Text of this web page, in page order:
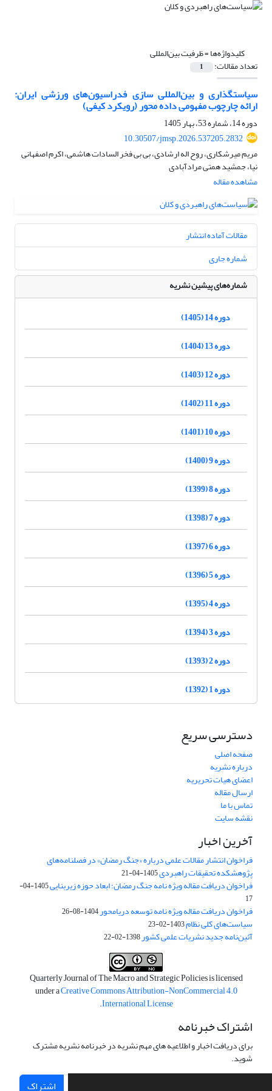
کلیدواژه‌ها =ظرفیت بین‌المللی
تعداد مقالات: 1
سیاستگذاری و بین‌المللی سازی فدراسیون‌های ورزشی ایران:
ارائه چارچوب مفهومی داده محور (رویکرد کیفی)
دوره 14، شماره 53، بهار 1405
10.30507/jmsp.2026.537205.2832
مریم میرشکاری، روح اله ارشادی، بی بی فخر السادات هاشمی، اکرم اصفهانی
نیا، جمشید همتی مرادآبادی
مشاهده مقاله
مقالات آماده انتشار
شماره جاری
شماره‌های پیشین نشریه
دوره 14 (1405)
دوره 13 (1404)
دوره 12 (1403)
دوره 11 (1402)
دوره 10 (1401)
دوره 9 (1400)
دوره 8 (1399)
دوره 7 (1398)
دوره 6 (1397)
دوره 5 (1396)
دوره 4 (1395)
دوره 3 (1394)
دوره 2 (1393)
دوره 1 (1392)
دسترسی سریع
صفحه اصلی
درباره نشریه
اعضای هیات تحریریه
ارسال مقاله
تماس با ما
نقشه سایت
آخرین اخبار
فراخوان انتشار مقالات علمی درباره «جنگ رمضان» در فصلنامه‌های
پژوهشکده تحقیقات راهبردی1405-04-21
فراخوان دریافت مقاله ویژه نامه جنگ رمضان؛ ابعاد حوزه زیربنایی
1405-04-
17
فراخوان دریافت مقاله ویژه نامه توسعه دریامحور1404-08-26
سیاست‌های کلی نظام1403-02-23
آئین‌نامه جدید نشریات علمی کشور1398-02-22
Quarterly Journal of The Macro and Strategic Policies is licensed
under aCreative Commons Attribution-NonCommercial 4.0
International License
.
اشتراک خبرنامه
برای دریافت اخبار و اطلاعیه های مهم نشریه در خبرنامه نشریه مشترک
شوید.
اشتراک